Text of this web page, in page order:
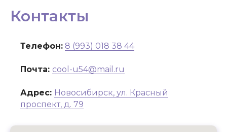
Контакты
Телефон: 8 (993) 018 38 44
Почта: cool-u54@mail.ru
Адрес: Новосибирск, ул. Красный
проспект, д. 79